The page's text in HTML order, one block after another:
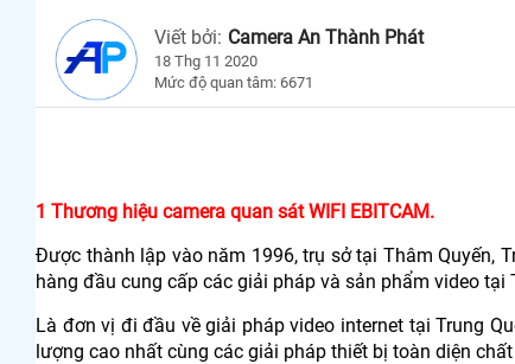
Viết bởi: Camera An Thành Phát
18 Thg 11 2020
Mức độ quan tâm: 6671
1 Thương hiệu camera quan sát WIFI EBITCAM.
Được thành lập vào năm 1996, trụ sở tại Thâm Quyến,
hàng đầu cung cấp các giải pháp và sản phẩm video tại
Là đơn vị đi đầu về giải pháp video internet tại Trung
lượng cao nhất cùng các giải pháp thiết bị toàn diện